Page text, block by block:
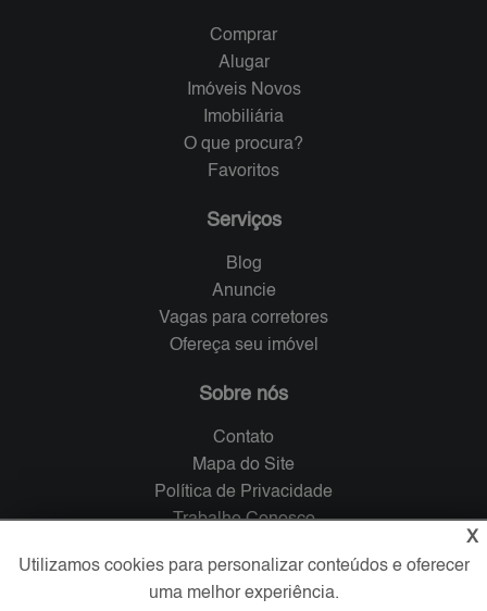
Comprar
Alugar
Imóveis Novos
Imobiliária
O que procura?
Favoritos
Serviços
Blog
Anuncie
Vagas para corretores
Ofereça seu imóvel
Sobre nós
Contato
Mapa do Site
Política de Privacidade
Trabalhe Conosco
Verificada por
X
Utilizamos cookies para personalizar conteúdos e oferecer
uma melhor experiência.